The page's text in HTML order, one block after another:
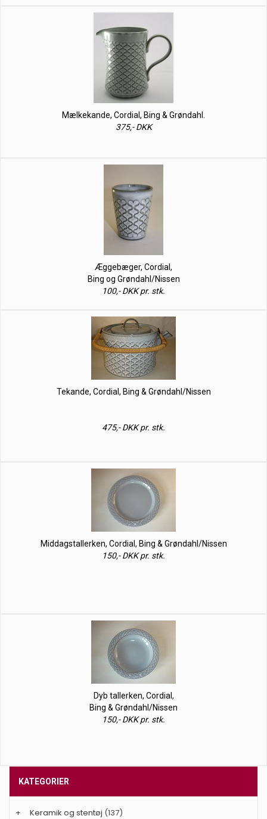
Mælkekande, Cordial, Bing & Grøndahl.
375,- DKK
Æggebæger, Cordial,
Bing og Grøndahl/Nissen
100,- DKK pr. stk.
Tekande, Cordial, Bing & Grøndahl/Nissen
475,- DKK pr. stk.
Middagstallerken, Cordial, Bing & Grøndahl/Nissen
150,- DKK pr. stk.
Dyb tallerken, Cordial,
Bing & Grøndahl/Nissen
150,- DKK pr. stk.
KATEGORIER
+ Keramik og stentøj (137)